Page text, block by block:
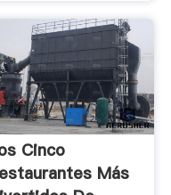
Cinco
Más